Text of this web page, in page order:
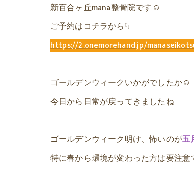
新百合ヶ丘mana整骨院です☺
ご予約はコチラから☟
https://2.onemorehand.jp/
ゴールデンウィークいかがでしたか☺
今日から日常が戻ってきましたね
ゴールデンウィーク明け、怖いのが五
特に春から環境が変わった方は要注